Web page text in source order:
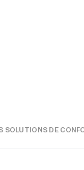
SOLUTIONS DE